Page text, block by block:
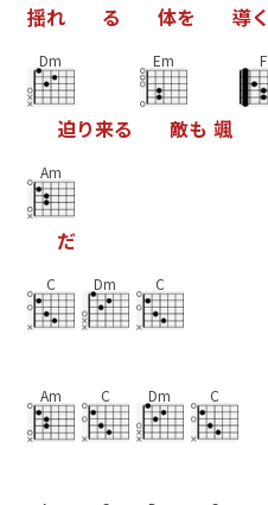
揺れ る 体を 導く
Dm
迫り来る
Em
敵も 颯
F
Am
だ
C Dm C
Am C Dm C